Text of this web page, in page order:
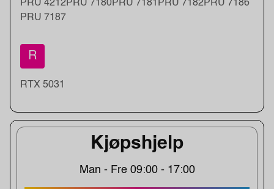
Kjøpshjelp
Man - Fre 09:00 - 17:00
PRU 4212PRU 7180PRU 7181 PRU 7182PRU 7186
PRU 7187
R
RTX 5031